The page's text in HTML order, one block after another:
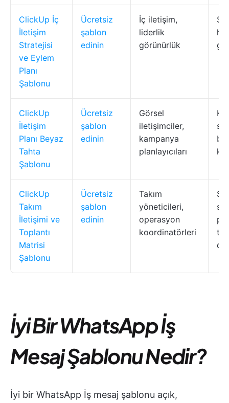
ClickUp İç
İletişim
Stratejisi
ve Eylem
Planı
Şablonu
Ücretsiz
şablon
edinin
İç iletişim,
liderlik
görünürlük
ClickUp
İletişim
Planı Beyaz
Tahta
Şablonu
Ücretsiz
şablon
edinin
Görsel
iletişimciler,
kampanya
planlayıcıları
ClickUp
Takım
İletişimi ve
Toplantı
Matrisi
Şablonu
Ücretsiz
şablon
edinin
Takım
yöneticileri,
operasyon
koordinatörleri
İyi Bir WhatsApp İş
Mesaj Şablonu Nedir?
İyi bir WhatsApp İş mesaj şablonu açık,